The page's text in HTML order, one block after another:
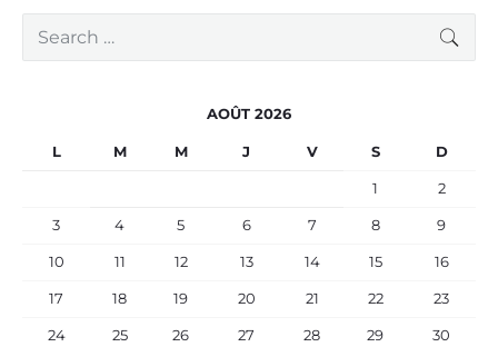
a
AOÛT 2026
L M M J V S D
1 2
3 4 5 6 7 8 9
10 11 12 13 14 15 16
17 18 19 20 21 22 23
24 25 26 27 28 29 30